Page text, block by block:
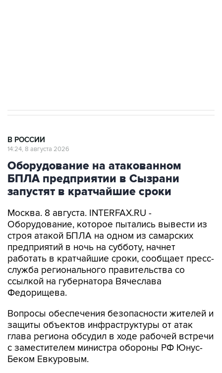
В РОССИИ
14:24, 8 августа 2026
Оборудование на атакованном
БПЛА предприятии в Сызрани
запустят в кратчайшие сроки
Москва. 8 августа. INTERFAX.RU -
Оборудование, которое пытались вывести из
строя атакой БПЛА на одном из самарских
предприятий в ночь на субботу, начнет
работать в кратчайшие сроки, сообщает пресс-
служба регионального правительства со
ссылкой на губернатора Вячеслава
Федорищева.
Вопросы обеспечения безопасности жителей и
защиты объектов инфраструктуры от атак
глава региона обсудил в ходе рабочей встречи
с заместителем министра обороны РФ Юнус-
Беком Евкуровым.